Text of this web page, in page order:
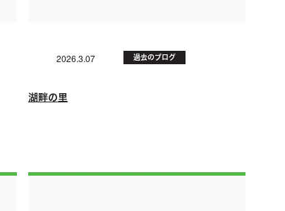
2026.3.07 過去のブログ
湖畔の里